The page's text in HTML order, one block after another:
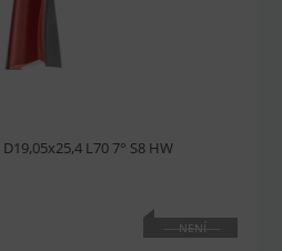
L70 7° S8 HW
NENÍ